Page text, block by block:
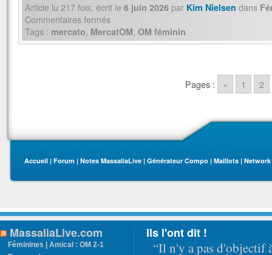
Article lu 217fois, écrit le 6 juin 2026 par Kim Nielsen dans
Commentaires fermés
Tags : mercato, MercatOM, OM féminin
Pages : « 1 2
Accueil | Forum | Notes MassaliaLive | Générateur Compo | Maillots | Network
MassaliaLive.com
Féminines | Amical : OM 2-1
Ils l'ont dit !
“Il n'y a pas d'objectif